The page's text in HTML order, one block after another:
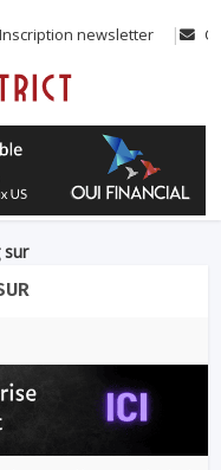
Inscription newsletter
sur